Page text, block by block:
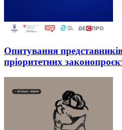
Опитування
пріоритетних